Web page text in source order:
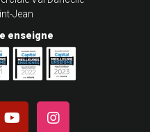
Jean
enseigne